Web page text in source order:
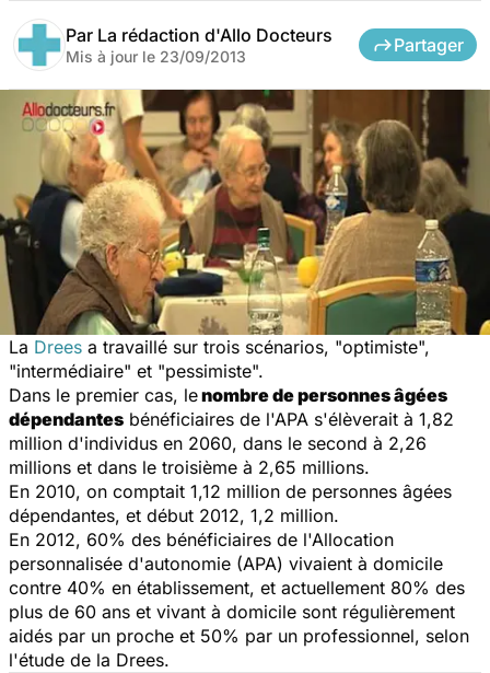
Par La rédaction d'Allo Docteurs
Mis à jour le 23/09/2013
Partager
La Drees a travaillé sur trois scénarios, "optimiste",
"intermédiaire" et "pessimiste".
Dans le premier cas, lenombre de personnes âgées
dépendantes bénéficiaires de l'APA s'élèverait à 1,82
million d'individus en 2060, dans le second à 2,26
millions et dans le troisième à 2,65 millions.
En 2010, on comptait 1,12 million de personnes âgées
dépendantes, et début 2012, 1,2 million.
En 2012, 60% des bénéficiaires de l'Allocation
personnalisée d'autonomie (APA) vivaient à domicile
contre 40% en établissement, et actuellement 80% des
plus de 60 ans et vivant à domicile sont régulièrement
aidés par un proche et 50% par un professionnel, selon
l'étude de la Drees.